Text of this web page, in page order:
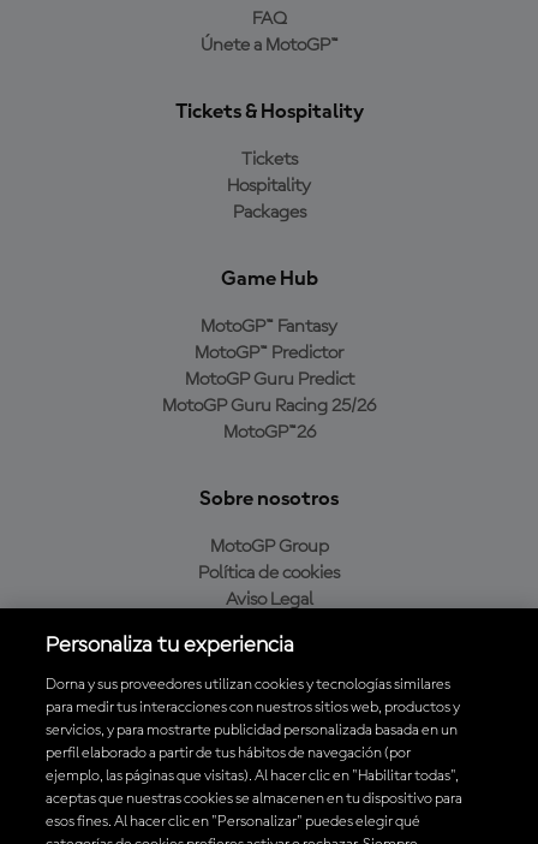
FAQ
Únete a MotoGP™
Tickets & Hospitality
Tickets
Hospitality
Packages
Game Hub
MotoGP™ Fantasy
MotoGP™ Predictor
MotoGP Guru Predict
MotoGP Guru Racing 25/26
MotoGP™26
Sobre nosotros
MotoGP Group
Política de cookies
Aviso Legal
Política de compra
Descarga la aplicación oficial de MotoGP™
Personaliza tu experiencia
Dorna y sus proveedores utilizan cookies y tecnologías similares
para medir tus interacciones con nuestros sitios web, productos y
servicios, y para mostrarte publicidad personalizada basada en un
perfil elaborado a partir de tus hábitos de navegación (por
ejemplo, las páginas que visitas). Al hacer clic en "Habilitar todas",
aceptas que nuestras cookies se almacenen en tu dispositivo para
esos fines. Al hacer clic en "Personalizar" puedes elegir qué